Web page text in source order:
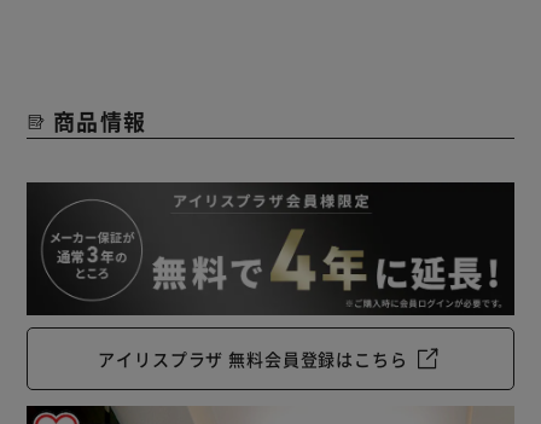
商品情報
アイリスプラザ 無料会員登録はこちら